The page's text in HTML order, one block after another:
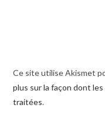
Ce site utilise Akismet
plus sur la façon dont
traitées.